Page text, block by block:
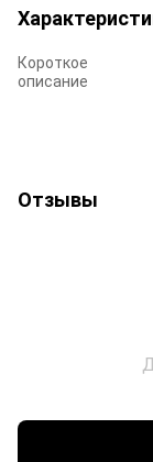
Короткое
описание
Отзывы